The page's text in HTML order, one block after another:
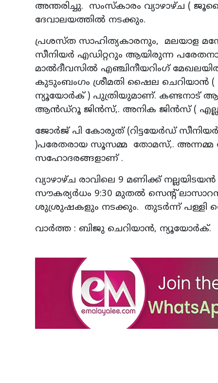
അന്തരിച്ചു. സംസ്കാരം വ്യാഴാഴ്ച (
ദേവാലയത്തിൽ നടക്കും.
പ്രശസ്ത സാഹിത്യകാരനും, മലയാള
സീനിയർ എഡിറ്ററും ആയിരുന്ന
മാൽദീവസിൽ എഞ്ചിനീയറിംഗ്
കുടുംബംഗം ശ്രീമതി ഷൈല ചെറിയാൻ (
ന്യൂയോർക് ) പുത്രിയുമാണ്. കണ്ടനാട്
ആൻഡ്റൂ ജിൻസ്,. അനിക ജിൻസ് (
ജോർജ് പി കോരുത് (റിട്ടയേർഡ്
)പരേതരായ സൂസമ്മ തോമസ്,. അന്നമ്മ
സഹോദരങ്ങളാണ് .
വ്യാഴാഴ്ച രാവിലെ 9 മണിക്ക്
സൗകര്യർധം 9:30 മുതൽ സെന്റ്
ശുശ്രുഷകളും നടക്കും. തുടർന്ന് പള്ളി
വാർത്ത : ബിജു ചെറിയാൻ, ന്യൂയോർക്.